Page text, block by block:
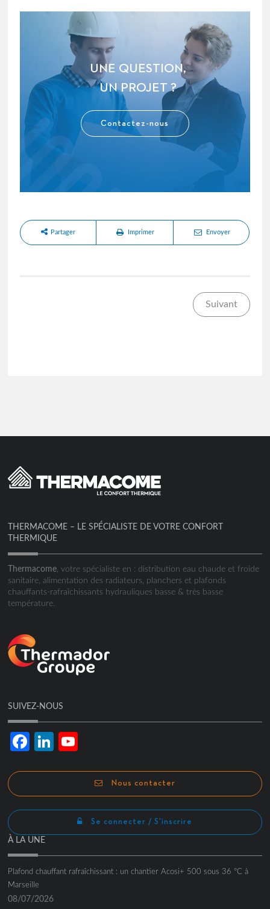
UNE QUESTION,
UN PROJET ?
Contactez-nous
Partager Imprimer Envoyer
Suivant
THERMACOME – LE SPÉCIALISTE DE VOTRE CONFORT
THERMIQUE
Thermacome, votre spécialiste en : distribution eau chaude et froide
sanitaire, alimentation des radiateurs, planchers et plafonds
chauffants-rafraîchissants hydrauliques basse & très basse
température.
SUIVEZ-NOUS
FacebookLinkedIn
Nous contacter
Se connecter / S'inscrire
À LA UNE
Plafond chauffant rafraîchissant : un chantier Acosi+ 500 sous 36 °C à
Marseille
08/07/2026